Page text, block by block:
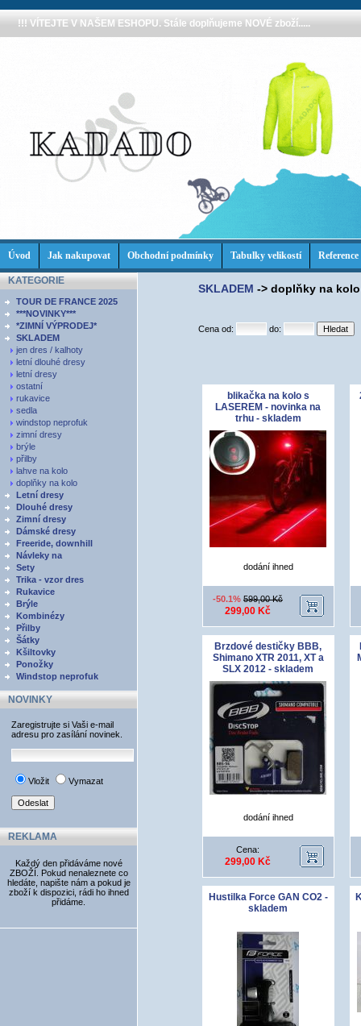
!!! VÍTEJTE V NAŠEM ESHOPU. Stále doplňujeme NOVÉ zboží.....
Úvod Jak nakupovat Obchodní podmínky Tabulky velikostí Reference
KATEGORIE
TOUR DE FRANCE 2025
***NOVINKY***
*ZIMNÍ VÝPRODEJ*
SKLADEM
jen dres / kalhoty
letní dlouhé dresy
letní dresy
ostatní
rukavice
sedla
windstop neprofuk
zimní dresy
brýle
přilby
lahve na kolo
doplňky na kolo
Letní dresy
Dlouhé dresy
Zimní dresy
Dámské dresy
Freeride, downhill
Návleky na
Sety
Trika - vzor dres
Rukavice
Brýle
Kombinézy
Přilby
Šátky
Kšiltovky
Ponožky
Windstop neprofuk
NOVINKY
Zaregistrujte si Vaši e-mail
adresu pro zasílání novinek.
Vložit Vymazat
REKLAMA
Každý den přidáváme nové
ZBOŽÍ. Pokud nenaleznete co
hledáte, napište nám a pokud je
zboží k dispozici, rádi ho ihned
přidáme.
SKLADEM -> doplňky na kolo
Cena od: do:
blikačka na kolo s
LASEREM - novinka na
trhu - skladem
dodání ihned
-50.1% 599,00 Kč
299,00 Kč
Brzdové destičky BBB,
Shimano XTR 2011, XT a
SLX 2012 - skladem
dodání ihned
Cena:
299,00 Kč
Hustilka Force GAN CO2 -
skladem